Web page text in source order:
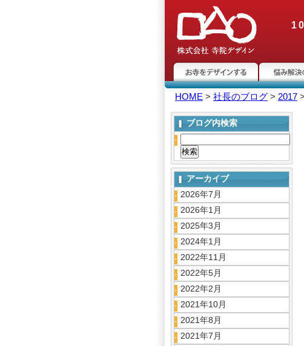
お寺をデザインする 悩み解決の
HOME > 社長のブログ > 2017
ブログ内検索
アーカイブ
2026年7月
2026年1月
2025年3月
2024年1月
2022年11月
2022年5月
2022年2月
2021年10月
2021年8月
2021年7月